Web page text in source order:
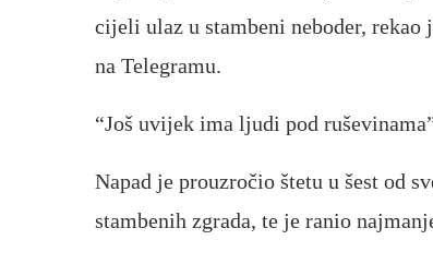
cijeli ulaz u stambeni neboder,
na Telegramu.
“Još uvijek ima ljudi pod
Napad je prouzročio štetu u šest od
stambenih zgrada, te je ranio